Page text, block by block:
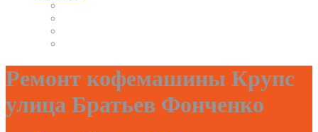
Ремонт кофемашины Крупс
улица Братьев Фонченко